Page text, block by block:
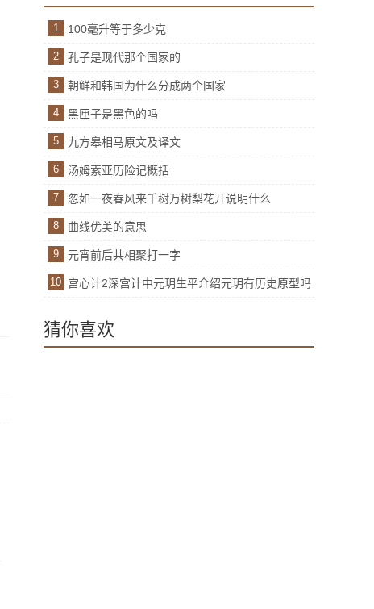
1 100毫升等于多少克
2 孔子是现代那个国家的
3 朝鲜和韩国为什么分成两个国家
4 黑匣子是黑色的吗
5 九方皋相马原文及译文
6 汤姆索亚历险记概括
7 忽如一夜春风来千树万树梨花开说明什么
8 曲线优美的意思
9 元宵前后共相聚打一字
10 宫心计2深宫计中元玥生平介绍元玥有历史原型吗
猜你喜欢